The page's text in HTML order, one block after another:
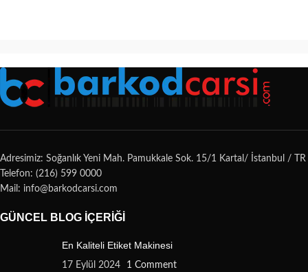
Adresimiz: Soğanlık Yeni Mah. Pamukkale Sok. 15/1 Kartal/ İstanbul / TR
Telefon: (216) 599 0000
Mail: info@barkodcarsi.com
GÜNCEL BLOG İÇERIĞI
En Kaliteli Etiket Makinesi
17 Eylül 2024 1 Comment